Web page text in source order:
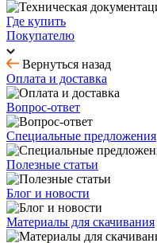
Где купить
Покупателю
Вернуться назад
Оплата и доставка
Вопрос-ответ
Специальные предложения
Полезные статьи
Блог и новости
Материалы для скачивания